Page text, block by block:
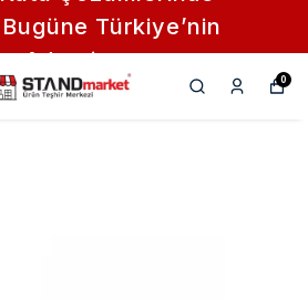
Türkiye’nin
Adresi
0